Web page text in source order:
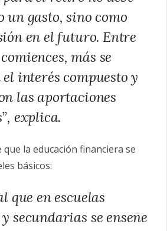
un gasto, sino como
en el futuro. Entre
más se
interés compuesto y
las aportaciones
explica.
la educación financiera se
básicos:
que en escuelas
secundarias se enseñe